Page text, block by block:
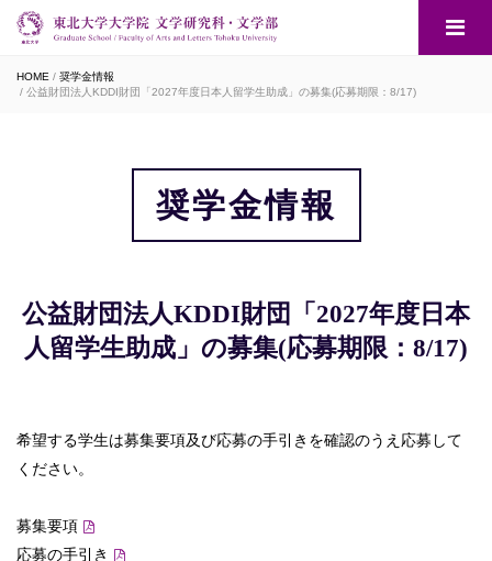
HOME
奨学金情報
公益財団法人KDDI財団「2027年度日本人留学生助成」の募集(応募期限：8/17)
奨学金情報
公益財団法人KDDI財団「2027年度日本
人留学生助成」の募集(応募期限：8/17)
希望する学生は募集要項及び応募の手引きを確認のうえ応募して
ください。
募集要項
応募の手引き